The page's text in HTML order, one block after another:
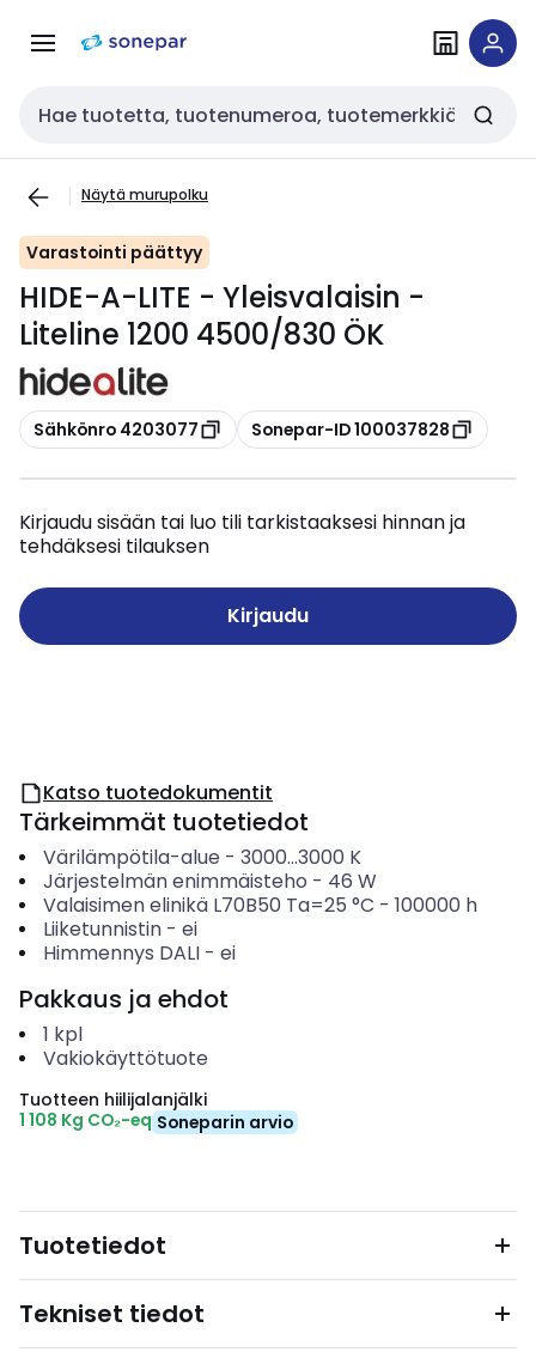
navigointiinsisältöön
Haku
Näytä murupolku
Varastointi päättyy
HIDE-A-LITE - Yleisvalaisin -
Liteline 1200 4500/830 ÖK
Kopioi
Sähkönro 4203077 Kopioi
Sonepar-ID 100037828
Kirjaudu sisään tai luo tili tarkistaaksesi hinnan ja
tehdäksesi tilauksen
Kirjaudu
Katso tuotedokumentit
Tärkeimmät tuotetiedot
Värilämpötila-alue - 3000...3000 K
Järjestelmän enimmäisteho - 46 W
Valaisimen elinikä L70B50 Ta=25 °C - 100000 h
Liiketunnistin- ei
Himmennys DALI- ei
Pakkaus ja ehdot
1 kpl
Vakiokäyttötuote
Tuotteen hiilijalanjälki
1 108 Kg CO₂-eq Soneparin arvio
Tuotetiedot
Tekniset tiedot